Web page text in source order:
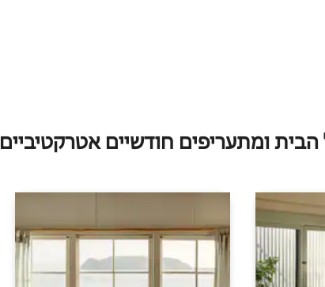
ומתעריפים חודשיים אטרקטיביים